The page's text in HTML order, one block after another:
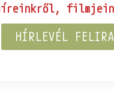
HÍRLEVÉL